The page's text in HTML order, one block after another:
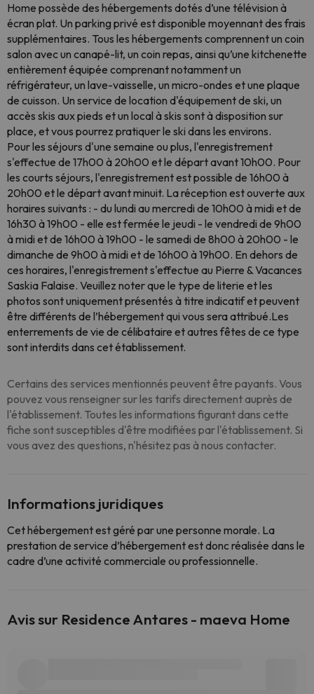
Home possède des hébergements dotés d’une télévision à
écran plat. Un parking privé est disponible moyennant des frais
supplémentaires. Tous les hébergements comprennent un coin
salon avec un canapé-lit, un coin repas, ainsi qu’une kitchenette
entièrement équipée comprenant notamment un
réfrigérateur, un lave-vaisselle, un micro-ondes et une plaque
de cuisson. Un service de location d'équipement de ski, un
accès skis aux pieds et un local à skis sont à disposition sur
place, et vous pourrez pratiquer le ski dans les environs.
Pour les séjours d'une semaine ou plus, l'enregistrement
s'effectue de 17h00 à 20h00 et le départ avant 10h00. Pour
les courts séjours, l'enregistrement est possible de 16h00 à
20h00 et le départ avant minuit. La réception est ouverte aux
horaires suivants : - du lundi au mercredi de 10h00 à midi et de
16h30 à 19h00 - elle est fermée le jeudi - le vendredi de 9h00
à midi et de 16h00 à 19h00 - le samedi de 8h00 à 20h00 - le
dimanche de 9h00 à midi et de 16h00 à 19h00. En dehors de
ces horaires, l'enregistrement s'effectue au Pierre & Vacances
Saskia Falaise. Veuillez noter que le type de literie et les
photos sont uniquement présentés à titre indicatif et peuvent
être différents de l’hébergement qui vous sera attribué.Les
enterrements de vie de célibataire et autres fêtes de ce type
sont interdits dans cet établissement.
Certains des services mentionnés peuvent être payants. Vous
pouvez vous renseigner sur les tarifs directement auprès de
l'établissement. Toutes les informations figurant dans cette
fiche sont susceptibles d'être modifiées par l'établissement. Si
vous avez des questions, n'hésitez pas à nous contacter.
Informations juridiques
Cet hébergement est géré par une personne morale. La
prestation de service d’hébergement est donc réalisée dans le
cadre d’une activité commerciale ou professionnelle.
Avis sur Residence Antares - maeva Home